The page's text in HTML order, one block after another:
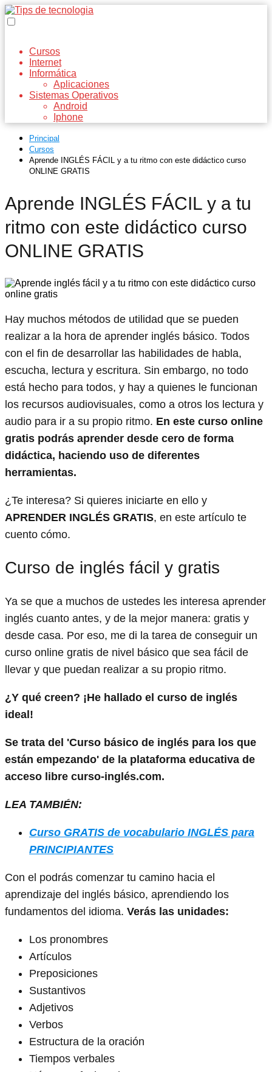
Cursos
Internet
Informática
Aplicaciones
Sistemas Operativos
Android
Iphone
Principal
Cursos
Aprende INGLÉS FÁCIL y a tu ritmo con este didáctico curso
ONLINE GRATIS
Aprende INGLÉS FÁCIL y a tu
ritmo con este didáctico curso
ONLINE GRATIS
Hay muchos métodos de utilidad que se pueden
realizar a la hora de aprender inglés básico. Todos
con el fin de desarrollar las habilidades de habla,
escucha, lectura y escritura. Sin embargo, no todo
está hecho para todos, y hay a quienes le funcionan
los recursos audiovisuales, como a otros los lectura y
audio para ir a su propio ritmo. En este curso online
gratis podrás aprender desde cero de forma
didáctica, haciendo uso de diferentes
herramientas.
¿Te interesa? Si quieres iniciarte en ello y
APRENDER INGLÉS GRATIS, en este artículo te
cuento cómo.
Curso de inglés fácil y gratis
Ya se que a muchos de ustedes les interesa aprender
inglés cuanto antes, y de la mejor manera: gratis y
desde casa. Por eso, me di la tarea de conseguir un
curso online gratis de nivel básico que sea fácil de
llevar y que puedan realizar a su propio ritmo.
¿Y qué creen? ¡He hallado el curso de inglés
ideal!
Se trata del 'Curso básico de inglés para los que
están empezando' de la plataforma educativa de
acceso libre curso-inglés.com.
LEA TAMBIÉN:
Curso GRATIS de vocabulario INGLÉS para
PRINCIPIANTES
Con el podrás comenzar tu camino hacia el
aprendizaje del inglés básico, aprendiendo los
fundamentos del idioma. Verás las unidades:
Los pronombres
Artículos
Preposiciones
Sustantivos
Adjetivos
Verbos
Estructura de la oración
Tiempos verbales